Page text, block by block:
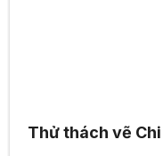
Thử thách vẽ